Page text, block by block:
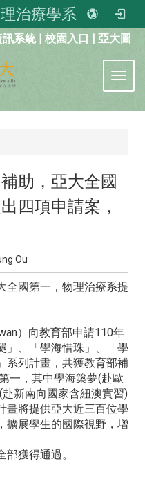
治療學系
訊系統 | 校園入口 | 亞大圖
助，亞大全國
四項申請案，
Ou
全國第一，物理治療系提
）向教育部申請110年
」、「學海惜珠」、「學
系列計畫，共獲教育部補
一，其中學海築夢(赴歐
新南向國家含紐澳實習)
畫將提供亞大近三百位學
擴展學生的國際視野，增
獲得通過。